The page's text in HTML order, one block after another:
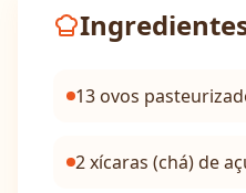
13 ovos
2 xícaras (chá) de